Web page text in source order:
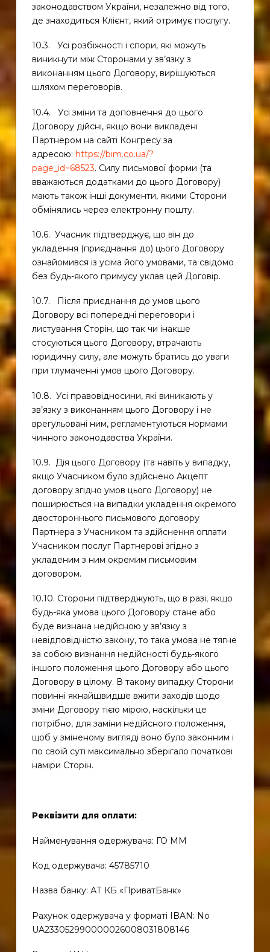
законодавством України, незалежно від того,
де знаходиться Клієнт, який отримує послугу.
10.3. Усі розбіжності і спори, які можуть
виникнути між Сторонами у зв’язку з
виконанням цього Договору, вирішуються
шляхом переговорів.
10.4. Усі зміни та доповнення до цього
Договору дійсні, якщо вони викладені
Партнером на сайті Конгресу за
адресою: https://bim.co.ua/?
page_id=68523. Силу письмової форми (та
вважаються додатками до цього Договору)
мають також інші документи, якими Сторони
обмінялись через електронну пошту.
10.6. Учасник підтверджує, що він до
укладення (приєднання до) цього Договору
ознайомився із усіма його умовами, та свідомо
без будь-якого примусу уклав цей Договір.
10.7. Після приєднання до умов цього
Договору всі попередні переговори і
листування Сторін, що так чи інакше
стосуються цього Договору, втрачають
юридичну силу, але можуть братись до уваги
при тлумаченні умов цього Договору.
10.8. Усі правовідносини, які виникають у
зв’язку з виконанням цього Договору і не
врегульовані ним, регламентуються нормами
чинного законодавства України.
10.9. Дія цього Договору (та навіть у випадку,
якщо Учасником було здійснено Акцепт
договору згідно умов цього Договору) не
поширюється на випадки укладення окремого
двостороннього письмового договору
Партнера з Учасником та здійснення оплати
Учасником послуг Партнерові згідно з
укладеним з ним окремим письмовим
договором.
10.10. Сторони підтверджують, що в разі, якщо
будь-яка умова цього Договору стане або
буде визнана недійсною у зв’язку з
невідповідністю закону, то така умова не тягне
за собою визнання недійсності будь-якого
іншого положення цього Договору або цього
Договору в цілому. В такому випадку Сторони
повинні якнайшвидше вжити заходів щодо
зміни Договору тією мірою, наскільки це
потрібно, для заміни недійсного положення,
щоб у зміненому вигляді воно було законним і
по своїй суті максимально зберігало початкові
наміри Сторін.
Реквізити для оплати:
Найменування одержувача: ГО ММ
Код одержувача: 45785710
Назва банку: АТ КБ «ПриватБанк»
Рахунок одержувача у форматі IBAN: No
UA233052990000026008031808146